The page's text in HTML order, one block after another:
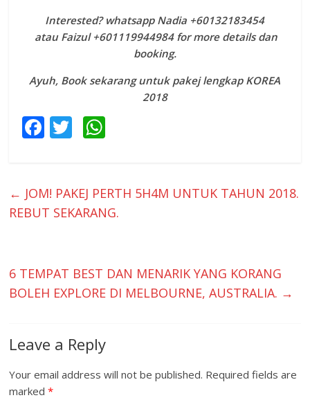
Interested? whatsapp Nadia +60132183454
atau Faizul +601119944984 for more details dan
booking.
Ayuh, Book sekarang untuk pakej lengkap KOREA
2018
F
b
o
T
er s
A
← JOM! PAKEJ PERTH 5H4M UNTUK TAHUN 2018.
REBUT SEKARANG.
6 TEMPAT BEST DAN MENARIK YANG KORANG
BOLEH EXPLORE DI MELBOURNE, AUSTRALIA. →
Leave a Reply
Your email address will not be published. Required fields are
marked*